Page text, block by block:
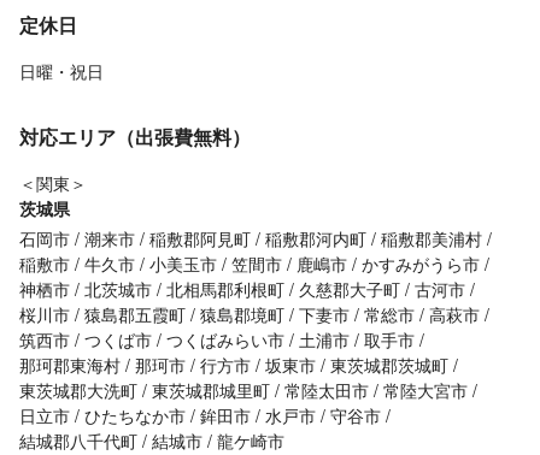
定休日
日曜・祝日
対応エリア（出張費無料）
＜関東＞
茨城県
石岡市 潮来市 稲敷郡阿見町 稲敷郡河内町 稲敷郡美浦村
稲敷市 牛久市 小美玉市 笠間市 鹿嶋市 かすみがうら市
神栖市 北茨城市 北相馬郡利根町 久慈郡大子町 古河市
桜川市 猿島郡五霞町 猿島郡境町 下妻市 常総市 高萩市
筑西市 つくば市 つくばみらい市 土浦市 取手市
那珂郡東海村 那珂市 行方市 坂東市 東茨城郡茨城町
東茨城郡大洗町 東茨城郡城里町 常陸太田市 常陸大宮市
日立市 ひたちなか市 鉾田市 水戸市 守谷市
結城郡八千代町 結城市 龍ケ崎市